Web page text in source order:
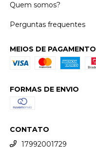
Quem somos?
Perguntas frequentes
MEIOS DE PAGAMENTO
FORMAS DE ENVIO
CONTATO
17992001729